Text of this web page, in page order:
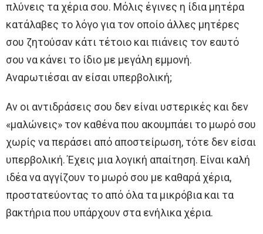
πλύνεις τα χέρια σου. Μόλις έγινες η ίδια μητέρα
κατάλαβες το λόγο για τον οποίο άλλες μητέρες
σου ζητούσαν κάτι τέτοιο και πιάνεις τον εαυτό
σου να κάνει το ίδιο με μεγάλη εμμονή.
Αναρωτιέσαι αν είσαι υπερβολική;
Αν οι αντιδράσεις σου δεν είναι υστερικές και δεν
«μαλώνεις» τον καθένα που ακουμπάει το μωρό σου
χωρίς να περάσει από αποστείρωση, τότε δεν είσαι
υπερβολική. Έχεις μια λογική απαίτηση. Είναι καλή
ιδέα να αγγίζουν το μωρό σου με καθαρά χέρια,
προστατεύοντας το από όλα τα μικρόβια και τα
βακτήρια που υπάρχουν στα ενήλικα χέρια.